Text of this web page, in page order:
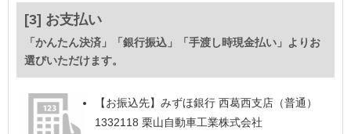
[3] お支払い
「かんたん決済」「銀行振込」「手渡し時現金払い」よりお
選びいただけます。
【お振込先】 みずほ銀行 西葛西支店（普通）
1332118 栗山自動車工業株式会社